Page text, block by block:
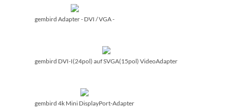
gembird Adapter - DVI /­ VGA -
gembird DVI-I(24pol) auf SVGA(15pol) VideoAdapter
gembird 4k Mini DisplayPort-Adapter